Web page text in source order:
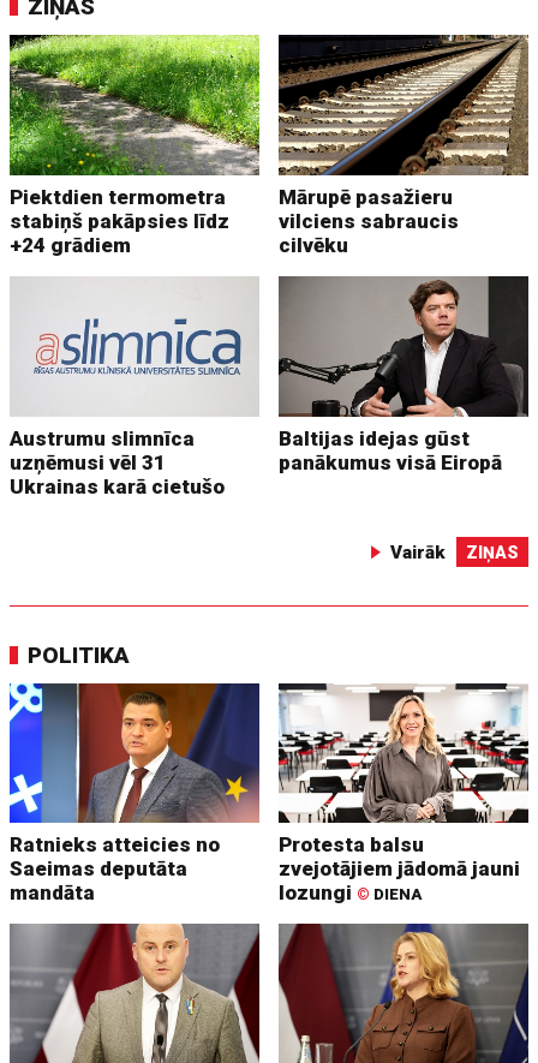
ZIŅAS
Piektdien termometra
stabiņš pakāpsies līdz
+24 grādiem
Mārupē pasažieru
vilciens sabraucis
cilvēku
Austrumu slimnīca
uzņēmusi vēl 31
Ukrainas karā cietušo
Baltijas idejas gūst
panākumus visā Eiropā
Vairāk ZIŅAS
POLITIKA
Ratnieks atteicies no
Saeimas deputāta
mandāta
Protesta balsu
zvejotājiem jādomā jauni
lozungi © DIENA